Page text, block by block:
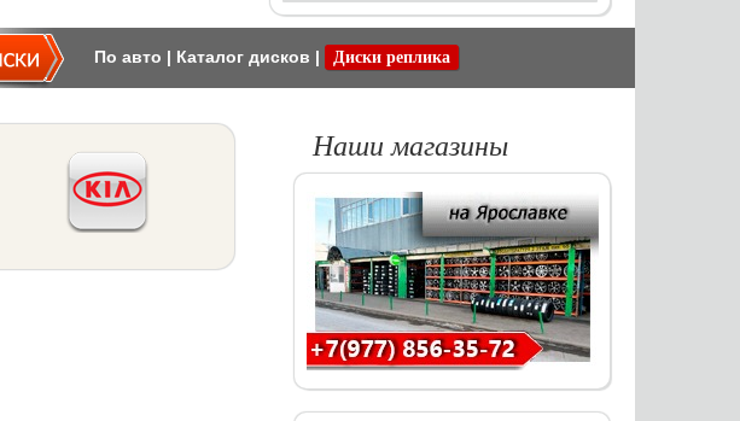
По авто | Каталог дисков | Диски реплика
Наши магазины